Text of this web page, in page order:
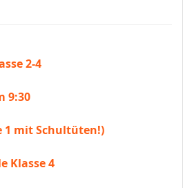
2-4
9:30
1 mit Schultüten!)
Klasse 4